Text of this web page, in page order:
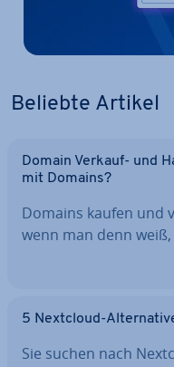
Beliebte Artikel
Domain Verkauf- und
mit Domains?
Domains kaufen und
wenn man denn
5 Nextcloud-
Sie suchen nach